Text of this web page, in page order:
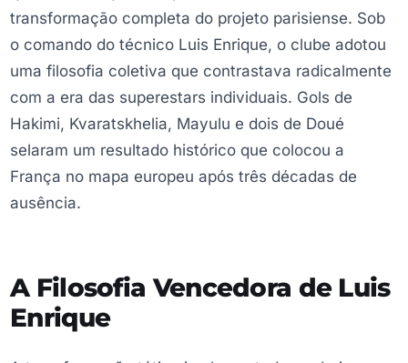
transformação completa do projeto parisiense. Sob
o comando do técnico Luis Enrique, o clube adotou
uma filosofia coletiva que contrastava radicalmente
com a era das superestars individuais. Gols de
Hakimi, Kvaratskhelia, Mayulu e dois de Doué
selaram um resultado histórico que colocou a
França no mapa europeu após três décadas de
ausência.
A Filosofia Vencedora de Luis
Enrique